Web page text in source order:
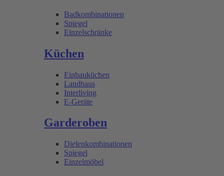
Badkombinationen
Spiegel
Einzelschränke
Küchen
Einbauküchen
Landhaus
Interliving
E-Geräte
Garderoben
Dielenkombinationen
Spiegel
Einzelmöbel